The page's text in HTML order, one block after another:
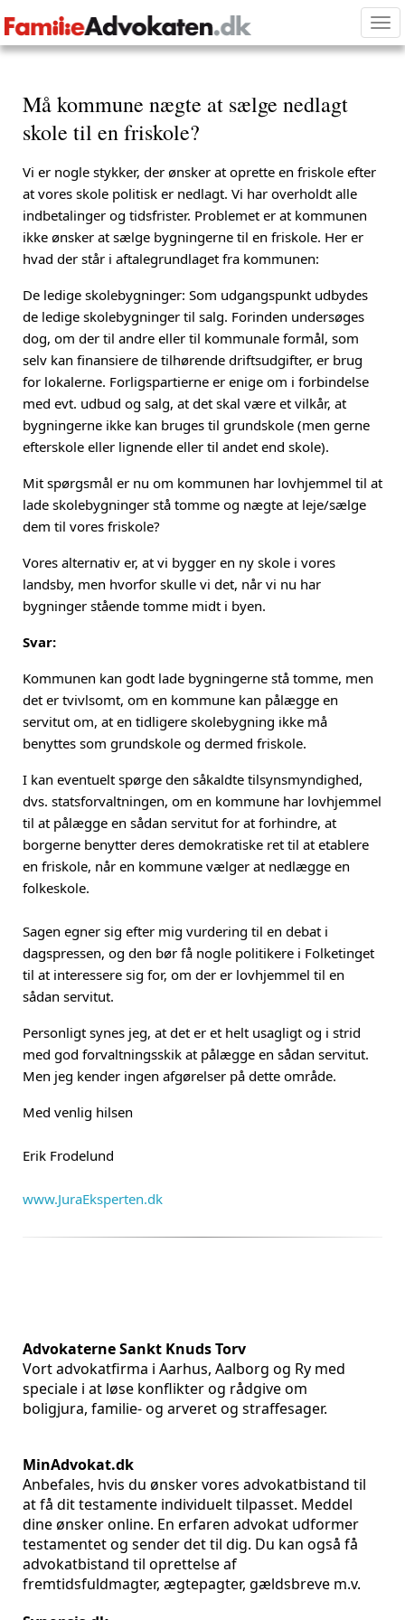
Må kommune nægte at sælge nedlagt
skole til en friskole?
Vi er nogle stykker, der ønsker at oprette en friskole efter
at vores skole politisk er nedlagt. Vi har overholdt alle
indbetalinger og tidsfrister. Problemet er at kommunen
ikke ønsker at sælge bygningerne til en friskole. Her er
hvad der står i aftalegrundlaget fra kommunen:
De ledige skolebygninger: Som udgangspunkt udbydes
de ledige skolebygninger til salg. Forinden undersøges
dog, om der til andre eller til kommunale formål, som
selv kan finansiere de tilhørende driftsudgifter, er brug
for lokalerne. Forligspartierne er enige om i forbindelse
med evt. udbud og salg, at det skal være et vilkår, at
bygningerne ikke kan bruges til grundskole (men gerne
efterskole eller lignende eller til andet end skole).
Mit spørgsmål er nu om kommunen har lovhjemmel til at
lade skolebygninger stå tomme og nægte at leje/sælge
dem til vores friskole?
Vores alternativ er, at vi bygger en ny skole i vores
landsby, men hvorfor skulle vi det, når vi nu har
bygninger stående tomme midt i byen.
Svar:
Kommunen kan godt lade bygningerne stå tomme, men
det er tvivlsomt, om en kommune kan pålægge en
servitut om, at en tidligere skolebygning ikke må
benyttes som grundskole og dermed friskole.
I kan eventuelt spørge den såkaldte tilsynsmyndighed,
dvs. statsforvaltningen, om en kommune har lovhjemmel
til at pålægge en sådan servitut for at forhindre, at
borgerne benytter deres demokratiske ret til at etablere
en friskole, når en kommune vælger at nedlægge en
folkeskole.
Sagen egner sig efter mig vurdering til en debat i
dagspressen, og den bør få nogle politikere i Folketinget
til at interessere sig for, om der er lovhjemmel til en
sådan servitut.
Personligt synes jeg, at det er et helt usagligt og i strid
med god forvaltningsskik at pålægge en sådan servitut.
Men jeg kender ingen afgørelser på dette område.
Med venlig hilsen
Erik Frodelund
www.JuraEksperten.dk
Advokaterne Sankt Knuds Torv
Vort advokatfirma i Aarhus, Aalborg og Ry med
speciale i at løse konflikter og rådgive om
boligjura, familie- og arveret og straffesager.
MinAdvokat.dk
Anbefales, hvis du ønsker vores advokatbistand til
at få dit testamente individuelt tilpasset. Meddel
dine ønsker online. En erfaren advokat udformer
testamentet og sender det til dig. Du kan også få
advokatbistand til oprettelse af
fremtidsfuldmagter, ægtepagter, gældsbreve m.v.